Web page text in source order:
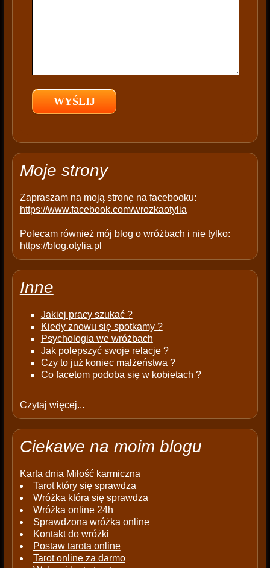
e
e
p
y
Moje strony
Zapraszam na moją stronę na facebooku:
https://www.facebook.com/wrozkaotylia
Polecam również mój blog o wróżbach i nie tylko:
https://blog.otylia.pl
Inne
Jakiej pracy szukać ?
Kiedy znowu się spotkamy ?
Psychologia we wróżbach
Jak polepszyć swoje relacje ?
Czy to już koniec małżeństwa ?
Co facetom podoba się w kobietach ?
Czytaj więcej...
Ciekawe na moim blogu
Karta dnia Miłość karmiczna
Tarot który się sprawdza
Wróżka która się sprawdza
Wróżka online 24h
Sprawdzona wróżka online
Kontakt do wróżki
Postaw tarota online
Tarot online za darmo